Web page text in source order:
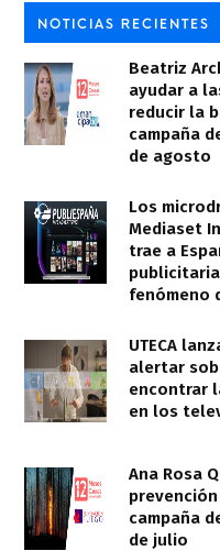
NOTICIAS RECIENTES
Beatriz
ayudar a
reducir la
campaña
de agosto
Los
Mediaset
trae a
fenómeno
UTECA
alertar
encontrar
en los
Ana Rosa
campaña
de julio